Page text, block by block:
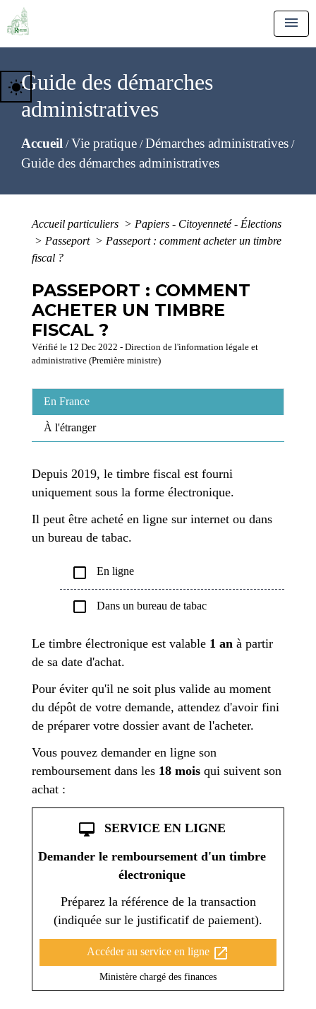
menu
Guide des démarches
administratives
Accueil /Vie pratique /Démarches administratives /
Guide des démarches administratives
wb_sunny
Accueil particuliers > Papiers - Citoyenneté - Élections
> Passeport > Passeport : comment acheter un timbre
fiscal ?
PASSEPORT : COMMENT
ACHETER UN TIMBRE
FISCAL ?
Vérifié le 12 Dec 2022 - Direction de l'information légale et
administrative (Première ministre)
En France
À l'étranger
Depuis 2019, le timbre fiscal est fourni
uniquement sous la forme électronique.
Il peut être acheté en ligne sur internet ou dans
un bureau de tabac.
check_box_outline_blank En ligne
check_box_outline_blank Dans un bureau de tabac
Le timbre électronique est valable 1 an à partir
de sa date d'achat.
Pour éviter qu'il ne soit plus valide au moment
du dépôt de votre demande, attendez d'avoir fini
de préparer votre dossier avant de l'acheter.
Vous pouvez demander en ligne son
remboursement dans les 18 mois qui suivent son
achat :
desktop_mac
SERVICE EN LIGNE
Demander le remboursement d'un timbre
électronique
Préparez la référence de la transaction
(indiquée sur le justificatif de paiement).
Accéder au service en ligne open_in_new
Ministère chargé des finances